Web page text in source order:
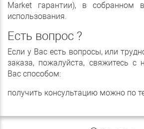
Market гарантии), в собранном
использования.
Есть вопрос ?
Если у Вас есть вопросы, или
заказа, пожалуйста, свяжитесь
Вас способом:
получить консультацию можно по